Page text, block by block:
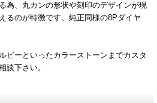
為、丸カンの形状や刻印のデザインが現
るのが特徴です。純正同様の8Pダイヤ
ビーといったカラーストーンまでカスタ
談下さい。